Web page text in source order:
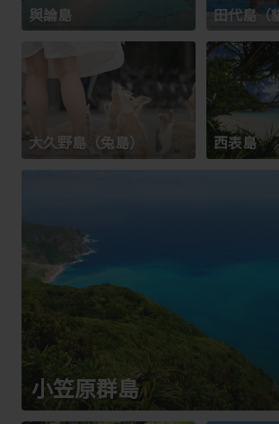
與論島 田代島（
大久野島（兔島） 西表島
小笠原群島